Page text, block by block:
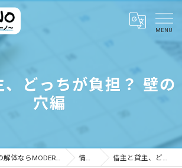
どっちが負担？ 壁の
穴編
愛知県尾張旭市の解体ならMODEReNO ～原状回復・解体工事のモドリーノ～ 情報ブログ 借主と貸主、どっちが負担？ 壁の穴編